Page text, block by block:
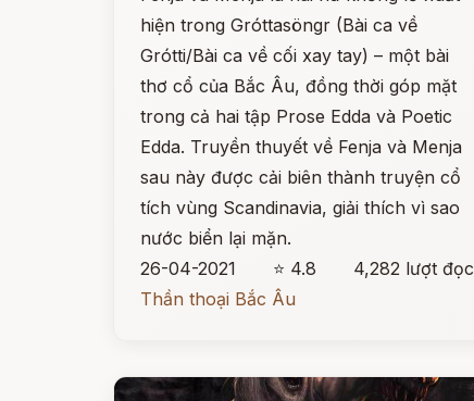
hiện trong Gróttasöngr (Bài ca về
Grótti/Bài ca về cối xay tay) – một bài
thơ cổ của Bắc Âu, đồng thời góp mặt
trong cả hai tập Prose Edda và Poetic
Edda. Truyền thuyết về Fenja và Menja
sau này được cải biên thành truyện cổ
tích vùng Scandinavia, giải thích vì sao
nước biển lại mặn.
26-04-2021
⭐ 4.8
4,282 lượt đọc
Thần thoại Bắc Âu